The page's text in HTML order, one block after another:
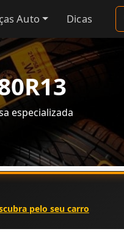
Auto Dicas
especializada
pelo seu carro